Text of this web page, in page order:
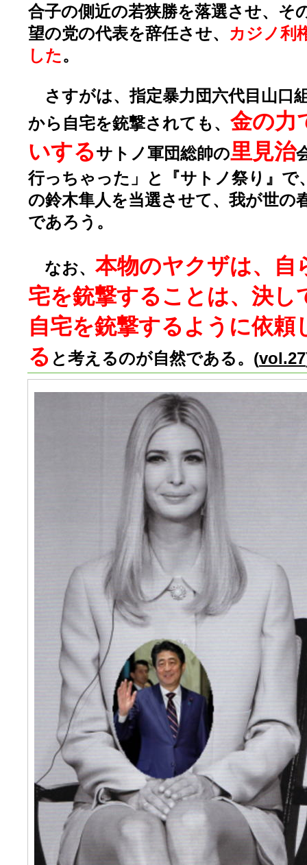
合子の側近の若狭勝を落選させ、そ
望の党の代表を辞任させ、 カジノ利
した。
さすがは、指定暴力団六代目山口
から自宅を銃撃されても、 金の力
いするサトノ軍団総帥の里見治
行っちゃった」と『サトノ祭り』で
の鈴木隼人を当選させて、我が世の
であろう。
なお、 本物のヤクザは、自
宅を銃撃することは、決し
自宅を銃撃するように依頼
る と考えるのが自然である。(vol.27